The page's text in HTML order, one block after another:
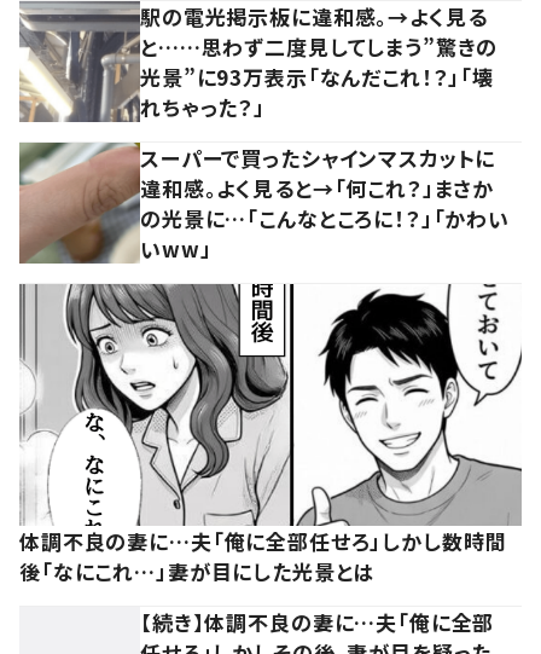
駅の電光掲示板に違和感。→よく見る
と……思わず二度見してしまう”驚きの
光景”に93万表示「なんだこれ！？」「壊
れちゃった？」
スーパーで買ったシャインマスカットに
違和感。よく見ると→「何これ？」まさか
の光景に…「こんなところに！？」「かわい
いww」
体調不良の妻に…夫「俺に全部任せろ」しかし数時間
後「なにこれ…」妻が目にした光景とは
【続き】体調不良の妻に…夫「俺に全部